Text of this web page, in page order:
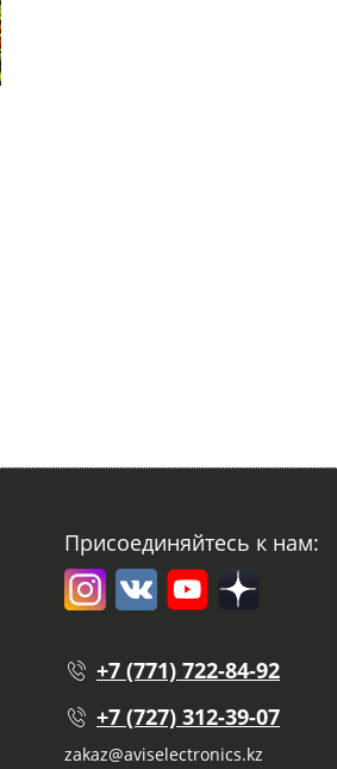
Присоединяйтесь к нам:
+7 (771) 722-84-92
+7 (727) 312-39-07
zakaz@aviselectronics.kz